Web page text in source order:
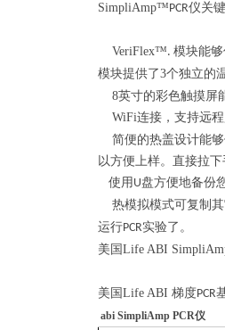
SimpliAmp™PCR仪关
VeriFlex™. 模块能
模块提供了3个独立的
8英寸的彩色触摸屏
WiFi连接，支持远
简便的热盖设计能
以方便上样。直接拉
使用 U盘方便地备份
热模拟模式可复制
运行PCR实验了。
美国 Life ABI
美国 Life ABI 梯度PCR
abi SimpliAmp PCR仪